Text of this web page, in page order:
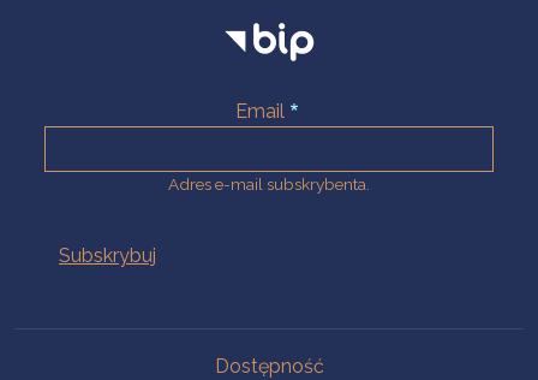
Email
Adres e-mail subskrybenta.
Dostępność